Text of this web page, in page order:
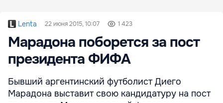
Lenta 22 июня 2015, 10:07 1 423
Марадона поборется за пост
президента ФИФА
Бывший аргентинский футболист Диего
Марадона выставит свою кандидатуру на пост